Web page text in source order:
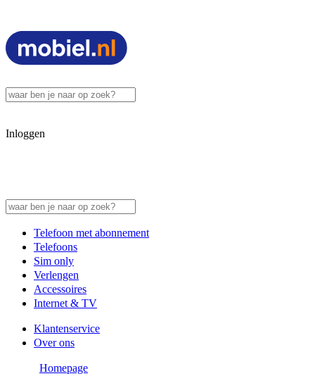
Inloggen
Telefoon met abonnement
Telefoons
Sim only
Verlengen
Accessoires
Internet & TV
Klantenservice
Over ons
Homepage